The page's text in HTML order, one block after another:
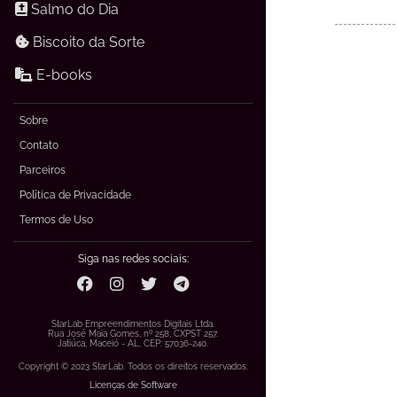
Salmo do Dia
Biscoito da Sorte
E-books
Sobre
Contato
Parceiros
Política de Privacidade
Termos de Uso
Siga nas redes sociais:
StarLab Empreendimentos Digitais Ltda.
Rua José Maia Gomes, nº 258, CXPST 257.
Jatiúca, Maceió - AL, CEP: 57036-240.
Copyright © 2023 StarLab. Todos os direitos reservados.
Licenças de Software